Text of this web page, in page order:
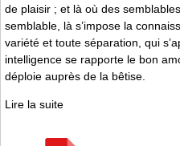
de plaisir ; et là où des
semblable, là s’impose la
variété et toute séparation, qui
intelligence se rapporte le bon
déploie auprès de la bêtise.
Lire la suite